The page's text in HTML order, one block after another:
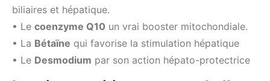
biliaires et hépatique.
• Le coenzyme Q10 un vrai booster mitochondiale.
• La Bétaïne qui favorise la stimulation hépatique
• Le Desmodium par son action hépato-protectrice